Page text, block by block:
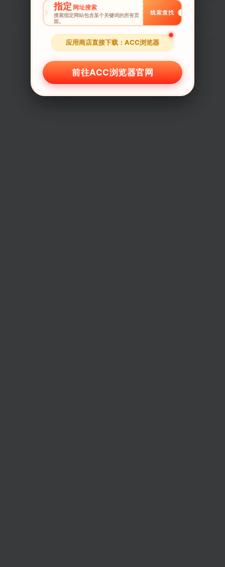
指定 网址搜索
搜索指定网站包含某个关键词的所有页
面。
线索查找
应用商店直接下载：ACC浏览器
前往ACC浏览器官网